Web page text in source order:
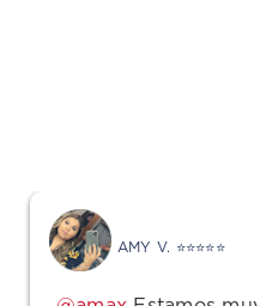
AMY V. ⭐⭐⭐⭐⭐